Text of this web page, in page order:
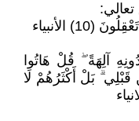
الأنبياء
آلِهَةً ۖ قُلْ هَاتُوا
بَلْ أَكْثَرُهُمْ لَا